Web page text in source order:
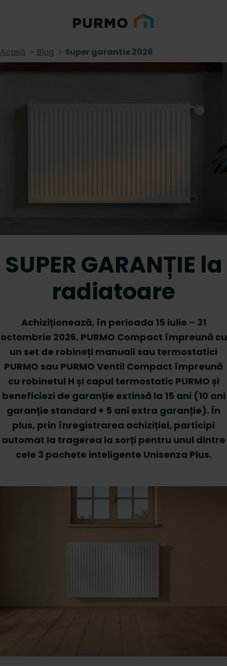
Acasă Blog Super garantie 2026
SUPER GARANȚIE la
radiatoare
Achiziționează, în perioada 15 iulie – 31
octombrie 2026, PURMO Compact împreună cu
un set de robineți manuali sau termostatici
PURMO sau PURMO Ventil Compact împreună
cu robinetul H și capul termostatic PURMO și
beneficiezi de garanție extinsă la 15 ani (10 ani
garanție standard + 5 ani extra garanție). În
plus, prin înregistrarea achiziției, participi
automat la tragerea la sorți pentru unul dintre
cele 3 pachete inteligente Unisenza Plus.